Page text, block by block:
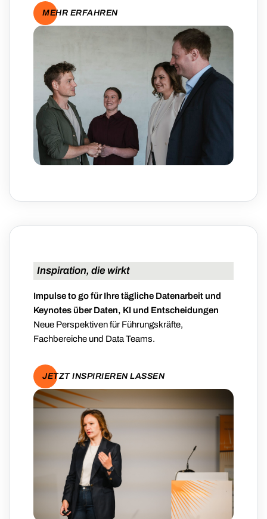
MEHR ERFAHREN
Inspiration, die wirkt
Impulse to go für Ihre tägliche Datenarbeit und
Keynotes über Daten, KI und Entscheidungen
Neue Perspektiven für Führungskräfte,
Fachbereiche und Data Teams.
JETZT INSPIRIEREN LASSEN